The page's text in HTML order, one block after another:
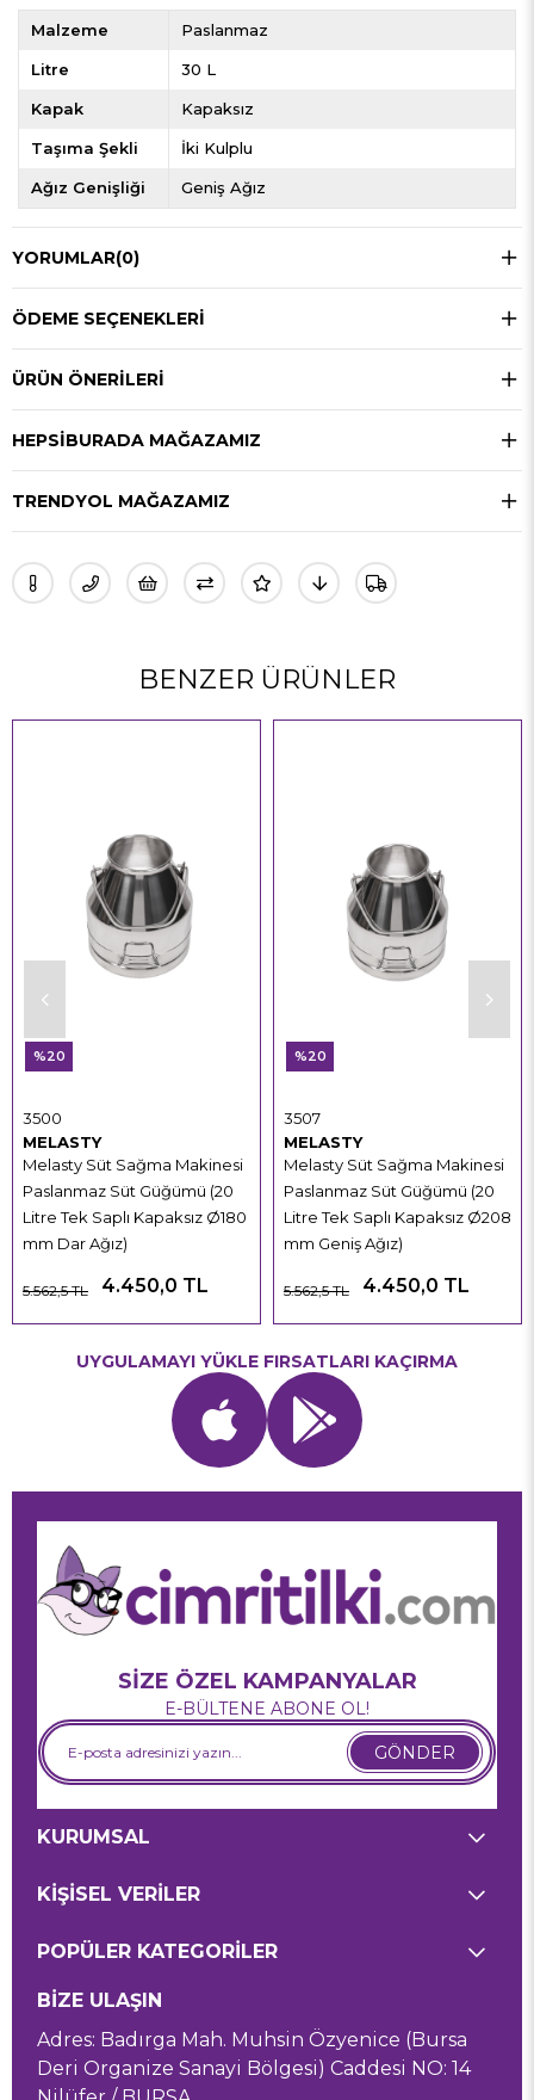
Malzeme Paslanmaz
Litre 30 L
Kapak Kapaksız
Taşıma Şekli İki Kulplu
Ağız Genişliği Geniş Ağız
YORUMLAR(0)
ÖDEME SEÇENEKLERI
ÜRÜN ÖNERILERI
HEPSIBURADA MAĞAZAMIZ
TRENDYOL MAĞAZAMIZ
BENZER ÜRÜNLER
MELASTY
Melasty Süt Sağma Makinesi
Paslanmaz Süt Güğümü (20
Litre Tek Saplı Kapaksız Ø180
mm Dar Ağız)
3500
4.450,0 TL
5.562,5 TL
%20
MELASTY
Melasty Süt Sağma Makinesi
Paslanmaz Süt Güğümü (20
Litre Tek Saplı Kapaksız Ø208
mm Geniş Ağız)
3507
4.450,0 TL
5.562,5 TL
%20
UYGULAMAYI YÜKLE FIRSATLARI KAÇIRMA
SİZE ÖZEL KAMPANYALAR
E-BÜLTENE ABONE OL!
GÖNDER
KURUMSAL
KİŞİSEL VERİLER
POPÜLER KATEGORİLER
BİZE ULAŞIN
Adres: Badırga Mah. Muhsin Özyenice (Bursa
Deri Organize Sanayi Bölgesi) Caddesi NO: 14